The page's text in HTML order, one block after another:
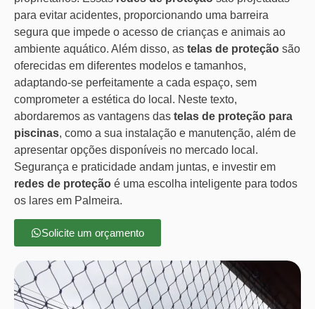
para evitar acidentes, proporcionando uma barreira
segura que impede o acesso de crianças e animais ao
ambiente aquático. Além disso, as telas de proteção são
oferecidas em diferentes modelos e tamanhos,
adaptando-se perfeitamente a cada espaço, sem
comprometer a estética do local. Neste texto,
abordaremos as vantagens das telas de proteção para
piscinas, como a sua instalação e manutenção, além de
apresentar opções disponíveis no mercado local.
Segurança e praticidade andam juntas, e investir em
redes de proteção é uma escolha inteligente para todos
os lares em Palmeira.
Solicite um orçamento